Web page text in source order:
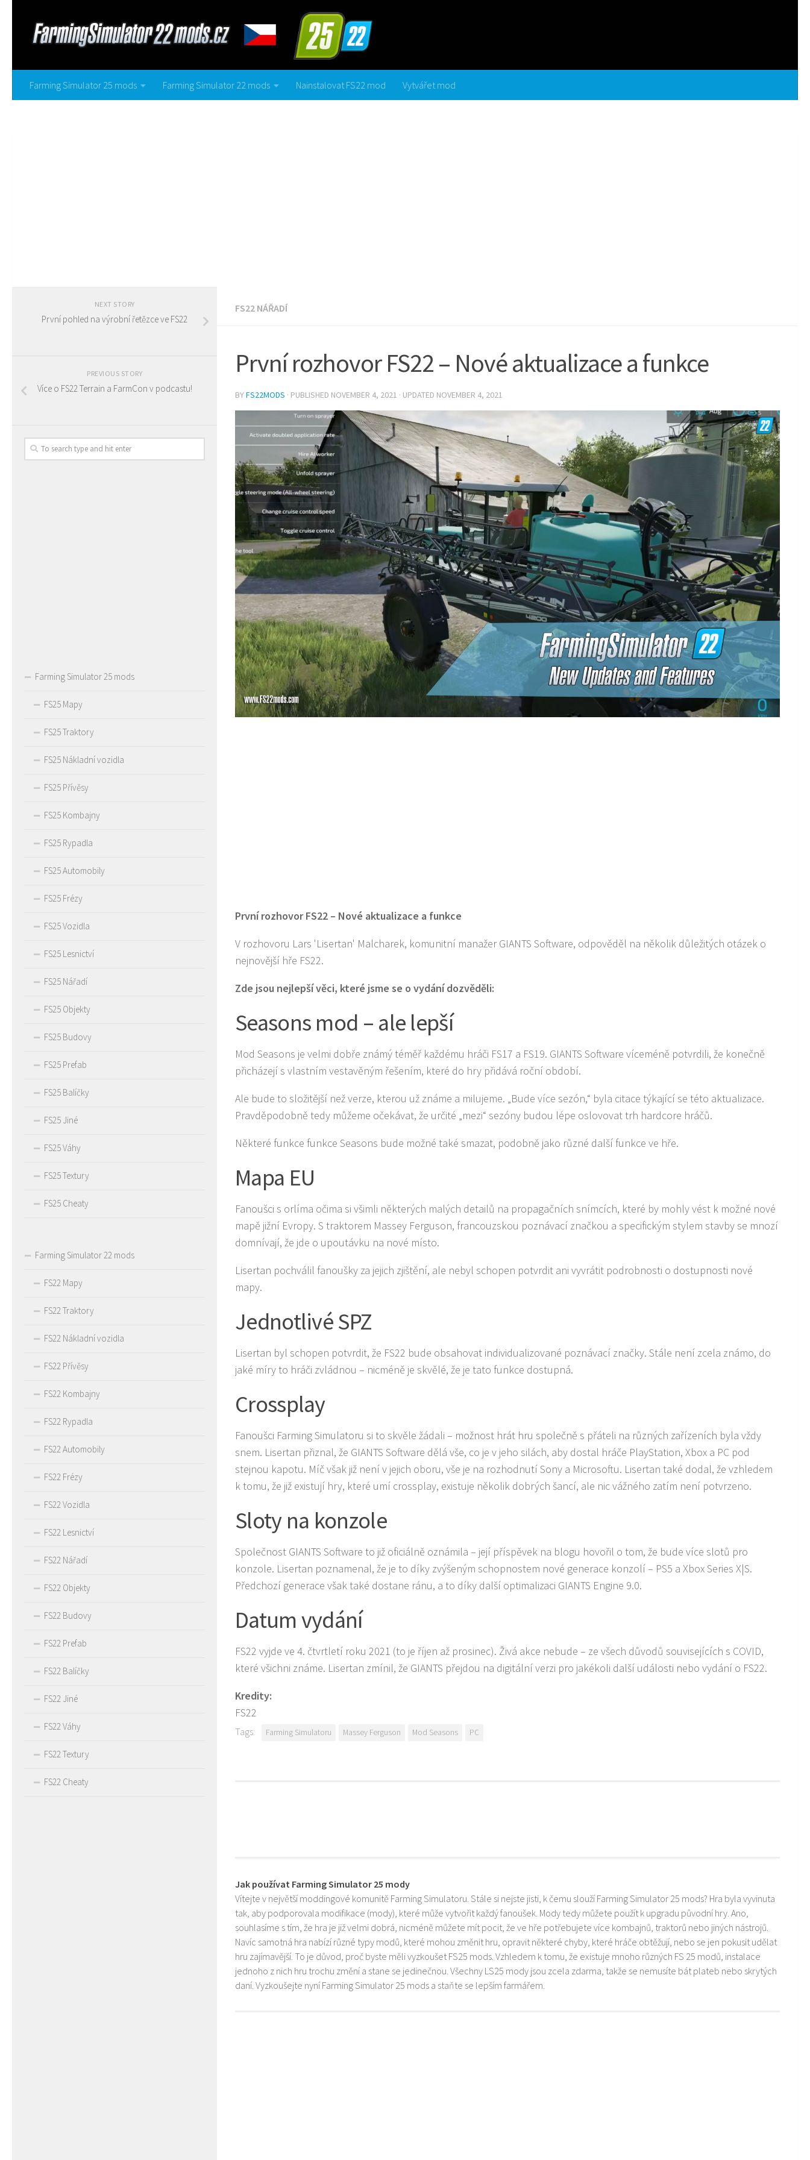
Farming Simulator 25 mods Farming Simulator 22 mods Nainstalovat FS22 mod Vytvářet mod
FS22 NÁŘADÍ
První rozhovor FS22 – Nové aktualizace a funkce
BYFS22MODS · PUBLISHED NOVEMBER 4, 2021 · UPDATED NOVEMBER 4, 2021
První rozhovor FS22 – Nové aktualizace a funkce
V rozhovoru Lars 'Lisertan' Malcharek, komunitní manažer GIANTS Software, odpověděl na několik důležitých otázek o
nejnovější hře FS22.
Zde jsou nejlepší věci, které jsme se o vydání dozvěděli:
Seasons mod – ale lepší
Mod Seasons je velmi dobře známý téměř každému hráči FS17 a FS19. GIANTS Software víceméně potvrdili, že konečně
přicházejí s vlastním vestavěným řešením, které do hry přidává roční období.
Ale bude to složitější než verze, kterou už známe a milujeme. „Bude více sezón,“ byla citace týkající se této aktualizace.
Pravděpodobně tedy můžeme očekávat, že určité „mezi“ sezóny budou lépe oslovovat trh hardcore hráčů.
Některé funkce funkce Seasons bude možné také smazat, podobně jako různé další funkce ve hře.
Mapa EU
Fanoušci s orlíma očima si všimli některých malých detailů na propagačních snímcích, které by mohly vést k možné nové
mapě jižní Evropy. S traktorem Massey Ferguson, francouzskou poznávací značkou a specifickým stylem stavby se mnozí
domnívají, že jde o upoutávku na nové místo.
Lisertan pochválil fanoušky za jejich zjištění, ale nebyl schopen potvrdit ani vyvrátit podrobnosti o dostupnosti nové
mapy.
Jednotlivé SPZ
Lisertan byl schopen potvrdit, že FS22 bude obsahovat individualizované poznávací značky. Stále není zcela známo, do
jaké míry to hráči zvládnou – nicméně je skvělé, že je tato funkce dostupná.
Crossplay
Fanoušci Farming Simulatoru si to skvěle žádali – možnost hrát hru společně s přáteli na různých zařízeních byla vždy
snem. Lisertan přiznal, že GIANTS Software dělá vše, co je v jeho silách, aby dostal hráče PlayStation, Xbox a PC pod
stejnou kapotu. Míč však již není v jejich oboru, vše je na rozhodnutí Sony a Microsoftu. Lisertan také dodal, že vzhledem
k tomu, že již existují hry, které umí crossplay, existuje několik dobrých šancí, ale nic vážného zatím není potvrzeno.
Sloty na konzole
Společnost GIANTS Software to již oficiálně oznámila – její příspěvek na blogu hovořil o tom, že bude více slotů pro
konzole. Lisertan poznamenal, že je to díky zvýšeným schopnostem nové generace konzolí – PS5 a Xbox Series X|S.
Předchozí generace však také dostane ránu, a to díky další optimalizaci GIANTS Engine 9.0.
Datum vydání
FS22 vyjde ve 4. čtvrtletí roku 2021 (to je říjen až prosinec). Živá akce nebude – ze všech důvodů souvisejících s COVID,
které všichni známe. Lisertan zmínil, že GIANTS přejdou na digitální verzi pro jakékoli další události nebo vydání o FS22.
Kredity:
FS22
Tags: Farming Simulatoru Massey Ferguson Mod Seasons PC
Jak používat Farming Simulator 25 mody
Vítejte v největší moddingové komunitě Farming Simulatoru. Stále si nejste jisti, k čemu slouží Farming Simulator 25 mods? Hra byla vyvinuta
tak, aby podporovala modifikace (mody), které může vytvořit každý fanoušek. Mody tedy můžete použít k upgradu původní hry. Ano,
souhlasíme s tím, že hra je již velmi dobrá, nicméně můžete mít pocit, že ve hře potřebujete více kombajnů, traktorů nebo jiných nástrojů.
Navíc samotná hra nabízí různé typy modů, které mohou změnit hru, opravit některé chyby, které hráče obtěžují, nebo se jen pokusit udělat
hru zajímavější. To je důvod, proč byste měli vyzkoušet FS25 mods. Vzhledem k tomu, že existuje mnoho různých FS 25 modů, instalace
jednoho z nich hru trochu změní a stane se jedinečnou. Všechny LS25 mody jsou zcela zdarma, takže se nemusíte bát plateb nebo skrytých
daní. Vyzkoušejte nyní Farming Simulator 25 mods a staňte se lepším farmářem.
NEXT STORY
První pohled na výrobní řetězce ve FS22
PREVIOUS STORY
Více o FS22 Terrain a FarmCon v podcastu!
Farming Simulator 25 mods
FS25 Mapy
FS25 Traktory
FS25 Nákladní vozidla
FS25 Přívěsy
FS25 Kombajny
FS25 Rypadla
FS25 Automobily
FS25 Frézy
FS25 Vozidla
FS25 Lesnictví
FS25 Nářadí
FS25 Objekty
FS25 Budovy
FS25 Prefab
FS25 Balíčky
FS25 Jiné
FS25 Váhy
FS25 Textury
FS25 Cheaty
Farming Simulator 22 mods
FS22 Mapy
FS22 Traktory
FS22 Nákladní vozidla
FS22 Přívěsy
FS22 Kombajny
FS22 Rypadla
FS22 Automobily
FS22 Frézy
FS22 Vozidla
FS22 Lesnictví
FS22 Nářadí
FS22 Objekty
FS22 Budovy
FS22 Prefab
FS22 Balíčky
FS22 Jiné
FS22 Váhy
FS22 Textury
FS22 Cheaty